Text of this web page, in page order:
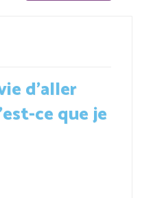
d’aller
ce que je